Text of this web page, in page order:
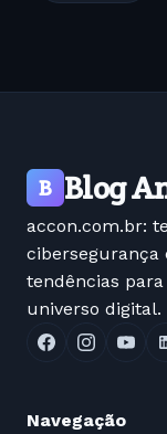
B Blog
accon.com.br:
cibersegurança
tendências
universo digital.
Navegação